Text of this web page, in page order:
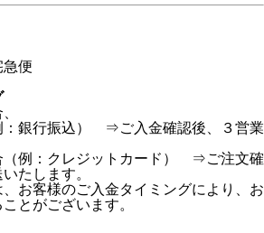
急便
：銀行振込） ⇒ご入金確認後、３営業
（例：クレジットカード） ⇒ご注文確
たします。
お客様のご入金タイミングにより、お
とがございます。